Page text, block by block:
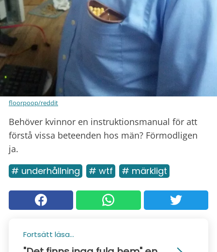
floorpoop/reddit
Behöver kvinnor en instruktionsmanual för att
förstå vissa beteenden hos män? Förmodligen
ja.
# underhållning # wtf # märkligt
Fortsätt läsa...